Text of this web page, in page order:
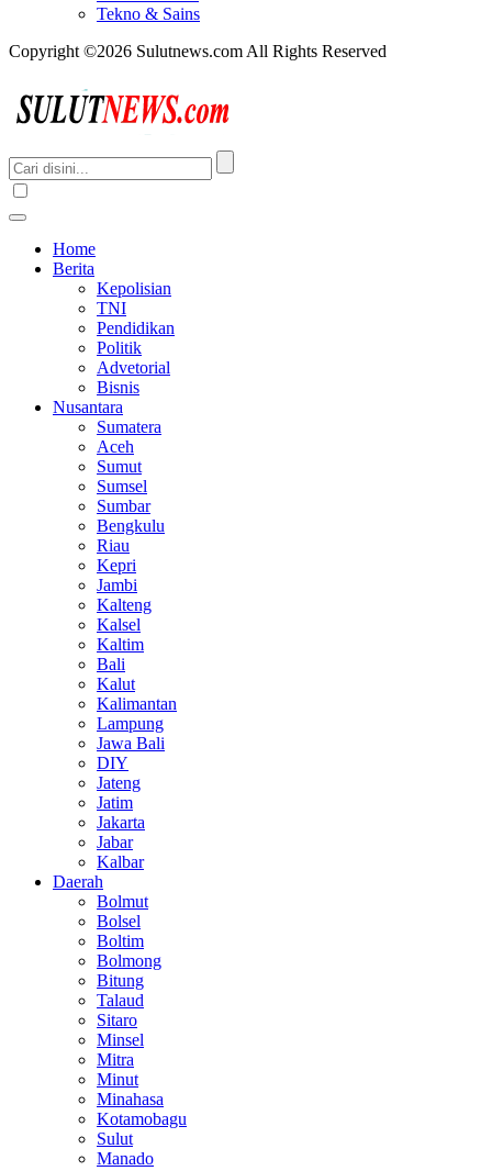
Tekno & Sains
Copyright ©2026 Sulutnews.com All Rights Reserved
Home
Berita
Kepolisian
TNI
Pendidikan
Politik
Advetorial
Bisnis
Nusantara
Sumatera
Aceh
Sumut
Sumsel
Sumbar
Bengkulu
Riau
Kepri
Jambi
Kalteng
Kalsel
Kaltim
Bali
Kalut
Kalimantan
Lampung
Jawa Bali
DIY
Jateng
Jatim
Jakarta
Jabar
Kalbar
Daerah
Bolmut
Bolsel
Boltim
Bolmong
Bitung
Talaud
Sitaro
Minsel
Mitra
Minut
Minahasa
Kotamobagu
Sulut
Manado